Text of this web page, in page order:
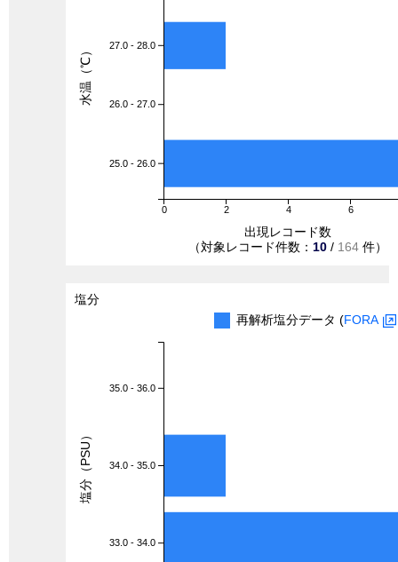
0 2 4 6
27.0 - 28.0
26.0 - 27.0
25.0 - 26.0
出現レコード数
（対象レコード件数： 10 / 164 件）
水温（℃）
塩分
再解析塩分データ (FORA
35.0 - 36.0
34.0 - 35.0
33.0 - 34.0
塩分（PSU）